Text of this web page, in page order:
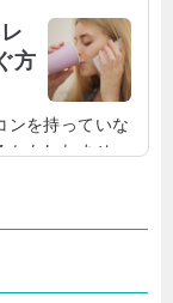
方
ンを持っていな
かもしれませ
ことができるの
きるチャット